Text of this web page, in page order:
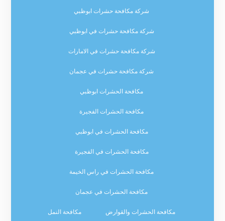
شركة مكافحة حشرات ابوظبي
شركة مكافحة حشرات في ابوظبي
شركة مكافحة حشرات في الامارات
شركة مكافحة حشرات في عجمان
مكافحة الحشرات ابوظبي
مكافحة الحشرات الفجيرة
مكافحة الحشرات في ابوظبي
مكافحة الحشرات في الفجيرة
مكافحة الحشرات في راس الخيمة
مكافحة الحشرات في عجمان
مكافحة الحشرات والقوارض مكافحة النمل